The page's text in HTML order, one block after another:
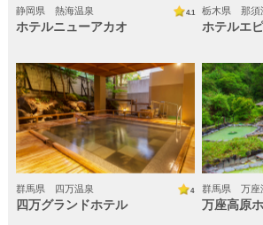
静岡県 熱海温泉 4.1
ホテルニューアカオ
栃木県 那須
ホテルエ
群馬県 四万温泉 4
四万グランドホテル
群馬県 万座
万座高原